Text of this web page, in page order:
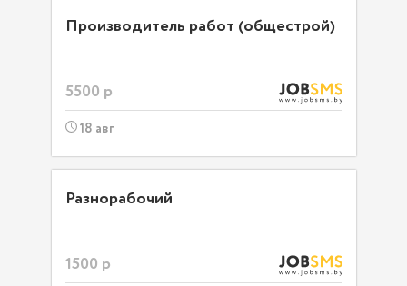
Производитель работ (общестрой)
5500 р
18 авг
Разнорабочий
1500 р